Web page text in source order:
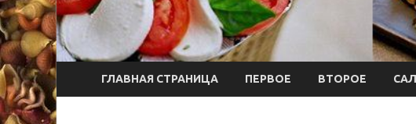
ГЛАВНАЯ СТРАНИЦА ПЕРВОЕ ВТОРОЕ